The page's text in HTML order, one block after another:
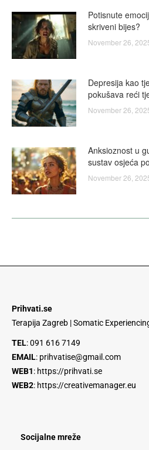
Potisnute
skriveni bijes?
November 26,
Depresija kao
pokušava reći
November 26,
Anksioznost u
sustav osjeća
November 26,
Prihvati.se
Terapija Zagreb | Somatic
TEL:091 616 7149
EMAIL: prihvatise@gmail.com
WEB1: https://prihvati.se
WEB2: https://creativemanager.eu
Socijalne mreže